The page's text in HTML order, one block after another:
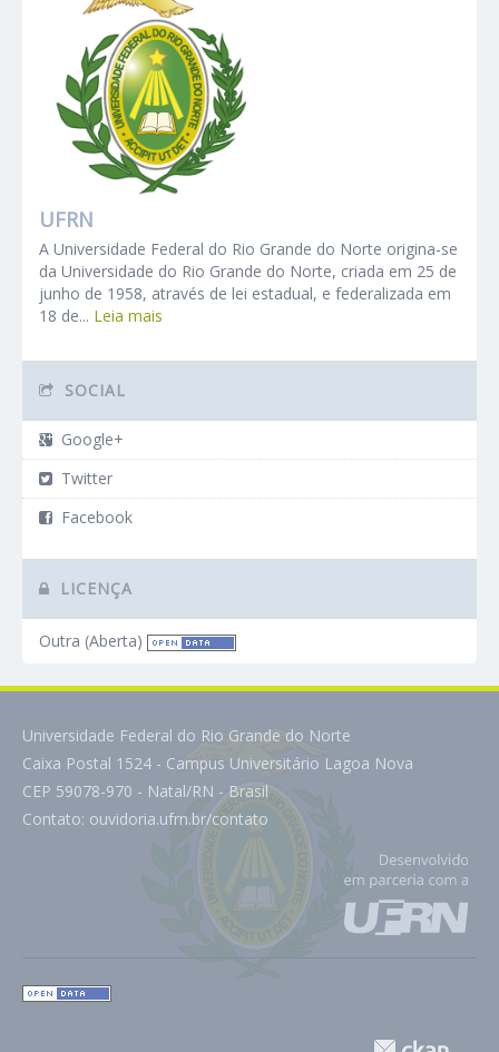
UFRN
A Universidade Federal do Rio Grande do Norte origina-se
da Universidade do Rio Grande do Norte, criada em 25 de
junho de 1958, através de lei estadual, e federalizada em
18 de... Leia mais
SOCIAL
Google+
Twitter
Facebook
LICENÇA
Outra (Aberta)
Universidade Federal do Rio Grande do Norte
Caixa Postal 1524 - Campus Universitário Lagoa Nova
CEP 59078-970 - Natal/RN - Brasil
Contato: ouvidoria.ufrn.br/contato